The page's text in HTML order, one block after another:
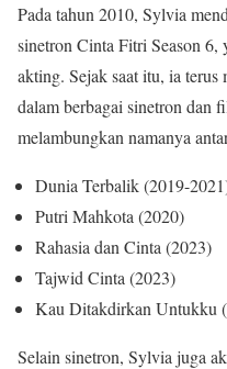
Pada tahun 2010, Sylvia
sinetron Cinta Fitri Season
akting. Sejak saat itu, ia terus
dalam berbagai sinetron dan
melambungkan namanya
Dunia Terbalik (2019-
Putri Mahkota (2020)
Rahasia dan Cinta (2023)
Tajwid Cinta (2023)
Kau Ditakdirkan Untukku
Selain sinetron, Sylvia juga